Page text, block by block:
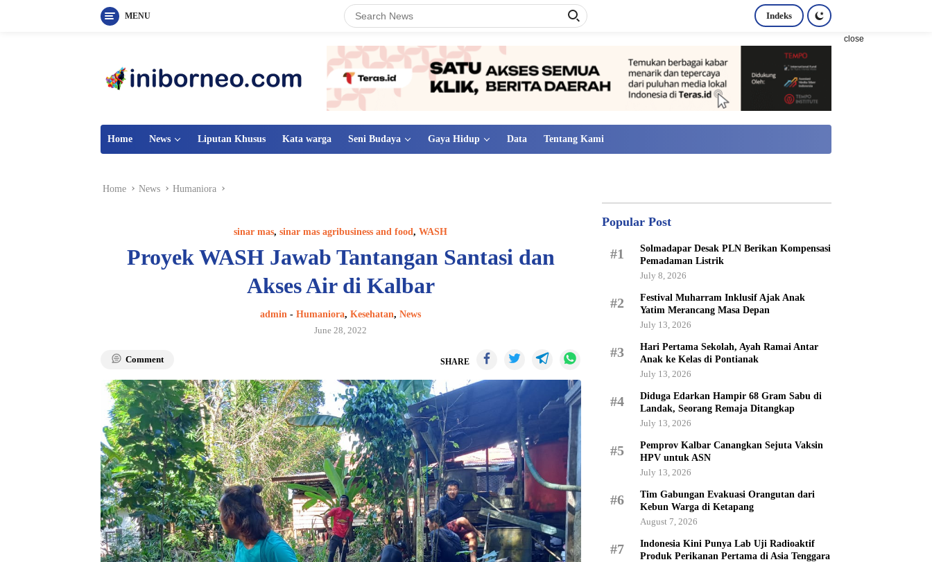
MENU Indeks
close
Home News Liputan Khusus Kata warga Seni Budaya Gaya Hidup Data Tentang Kami
Home News Humaniora
sinar mas,sinar mas agribusiness and food,WASH
Proyek WASH Jawab Tantangan Santasi dan
Akses Air di Kalbar
admin -Humaniora,Kesehatan,News
June 28, 2022
Comment SHARE
Popular Post
#1
Solmadapar Desak PLN Berikan Kompensasi
Pemadaman Listrik
July 8, 2026
#2
Festival Muharram Inklusif Ajak Anak
Yatim Merancang Masa Depan
July 13, 2026
#3
Hari Pertama Sekolah, Ayah Ramai Antar
Anak ke Kelas di Pontianak
July 13, 2026
#4
Diduga Edarkan Hampir 68 Gram Sabu di
Landak, Seorang Remaja Ditangkap
July 13, 2026
#5
Pemprov Kalbar Canangkan Sejuta Vaksin
HPV untuk ASN
July 13, 2026
#6
Tim Gabungan Evakuasi Orangutan dari
Kebun Warga di Ketapang
August 7, 2026
#7
Indonesia Kini Punya Lab Uji Radioaktif
Produk Perikanan Pertama di Asia Tenggara